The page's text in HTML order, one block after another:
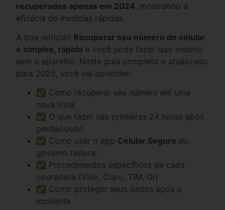
recuperados apenas em 2024, mostrando a
eficácia de medidas rápidas.
A boa notícia? Recuperar seu número de celular
é simples, rápido e você pode fazer isso mesmo
sem o aparelho. Neste guia completo e atualizado
para 2025, você vai aprender:
✅ Como recuperar seu número em uma
nova linha
✅ O que fazer nas primeiras 24 horas após
perda/roubo
✅ Como usar o app Celular Seguro do
governo federal
✅ Procedimentos específicos de cada
operadora (Vivo, Claro, TIM, Oi)
✅ Como proteger seus dados após o
incidente